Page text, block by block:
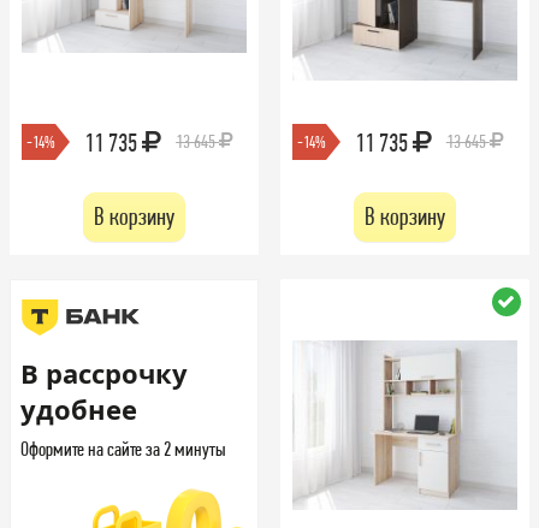
-14% 11 735 13 645
В корзину
-14% 11 735 13 645
В корзину
В рассрочку
удобнее
Оформите на сайте за 2 минуты